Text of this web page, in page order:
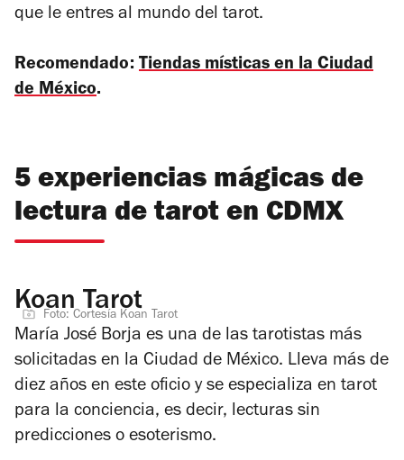
que le entres al mundo del tarot.
Recomendado: Tiendas místicas en la Ciudad
de México.
5 experiencias mágicas de
lectura de tarot en CDMX
Koan Tarot
Foto: Cortesía Koan Tarot
María José Borja es una de las tarotistas más
solicitadas en la Ciudad de México. Lleva más de
diez años en este oficio y se especializa en tarot
para la conciencia, es decir, lecturas sin
predicciones o esoterismo.